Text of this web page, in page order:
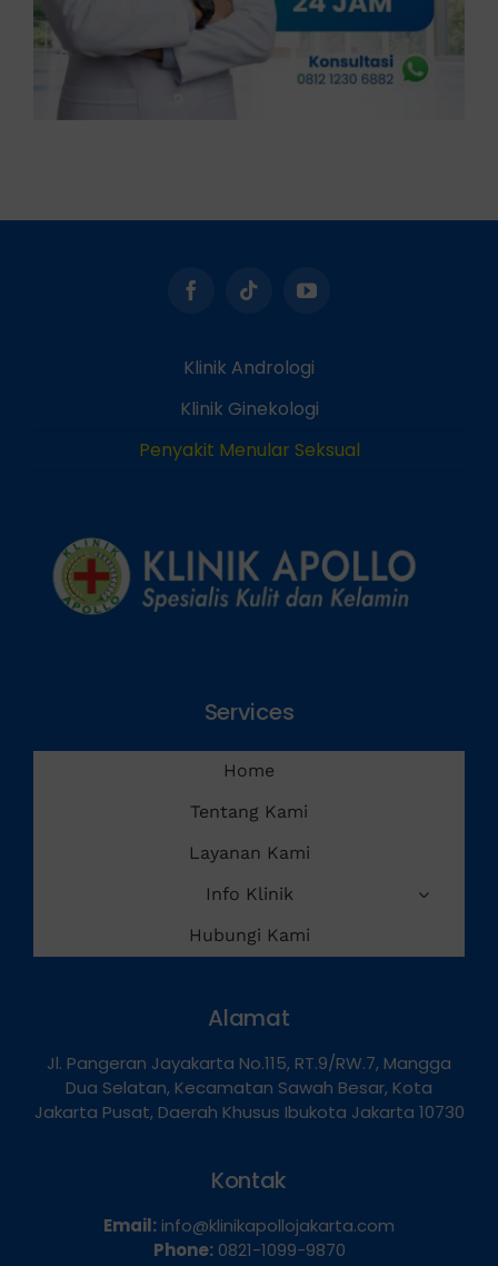
Hubungi Kami
Jl. Pangeran Jayakarta No.115, RT.9/RW.7, Mangga
Dua Selatan, Kecamatan Sawah Besar, Kota
Email:info@klinikapollojakarta.com